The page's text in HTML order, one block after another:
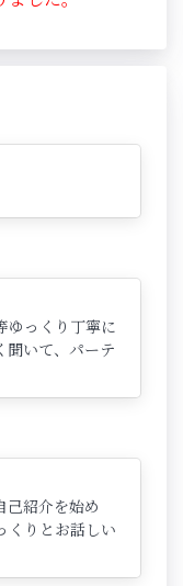
ゆっくり丁寧に
聞いて、パーテ
己紹介を始め
くりとお話しい